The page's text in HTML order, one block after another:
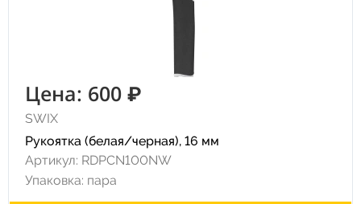
Цена: 600 ₽
SWIX
Рукоятка (белая/черная), 16 мм
Артикул: RDPCN100NW
Упаковка: пара